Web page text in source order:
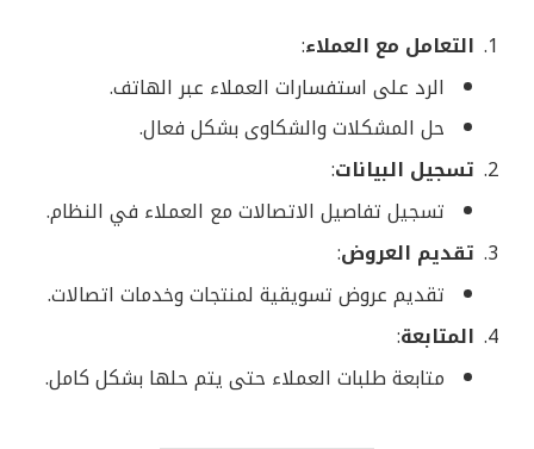
التعامل مع العملاء:
الرد على استفسارات العملاء عبر الهاتف.
حل المشكلات والشكاوى بشكل فعال.
تسجيل البيانات:
تسجيل تفاصيل الاتصالات مع العملاء في النظام.
تقديم العروض:
تقديم عروض تسويقية لمنتجات وخدمات اتصالات.
المتابعة:
متابعة طلبات العملاء حتى يتم حلها بشكل كامل.